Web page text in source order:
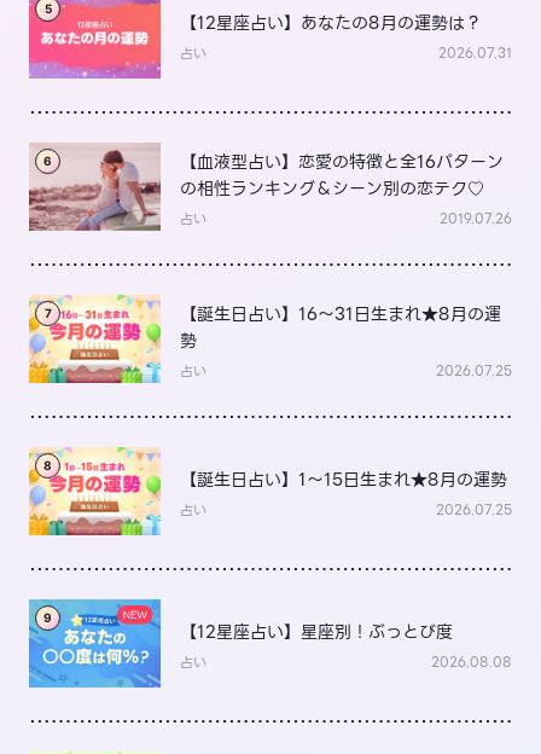
5
【12星座占い】あなたの8月の運勢は？
占い 2026.07.31
6
【血液型占い】恋愛の特徴と全16パターン
の相性ランキング＆シーン別の恋テク♡
占い 2019.07.26
7
【誕生日占い】16～31日生まれ★8月の運
勢
占い 2026.07.25
8
【誕生日占い】1～15日生まれ★8月の運勢
占い 2026.07.25
9
【12星座占い】星座別！ぶっとび度
占い 2026.08.08